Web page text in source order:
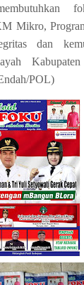
Mikro,
dan
POL)